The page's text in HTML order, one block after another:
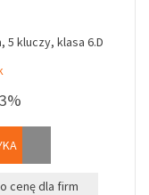
5 kluczy, klasa 6.D
cenę dla firm